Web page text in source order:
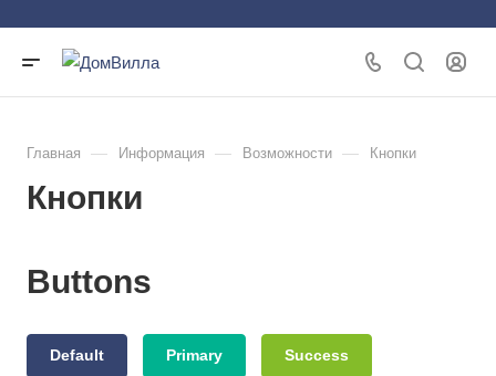
Главная — Информация — Возможности — Кнопки
Кнопки
Buttons
Default Primary Success